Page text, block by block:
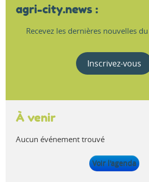
agri-city.news :
Recevez les dernières nouvelles
Inscrivez-vous
À venir
Aucun événement trouvé
Voir l'agenda